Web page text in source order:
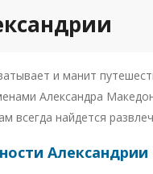
и манит
Александра
всегда найдется
Александрии